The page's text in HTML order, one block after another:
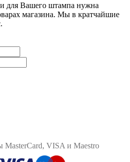
для Вашего штампа нужна
магазина. Мы в кратчайшие
MasterCard, VISA и Maestro